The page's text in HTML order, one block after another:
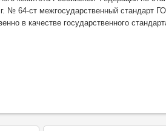
№ 64-ст межгосударственный стандарт
в качестве государственного